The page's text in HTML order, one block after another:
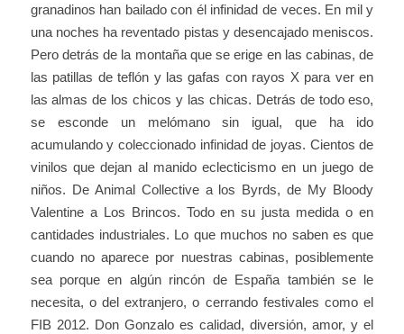
granadinos han bailado con él infinidad de veces. En mil y
una noches ha reventado pistas y desencajado meniscos.
Pero detrás de la montaña que se erige en las cabinas, de
las patillas de teflón y las gafas con rayos X para ver en
las almas de los chicos y las chicas. Detrás de todo eso,
se esconde un melómano sin igual, que ha ido
acumulando y coleccionado infinidad de joyas. Cientos de
vinilos que dejan al manido eclecticismo en un juego de
niños. De Animal Collective a los Byrds, de My Bloody
Valentine a Los Brincos. Todo en su justa medida o en
cantidades industriales. Lo que muchos no saben es que
cuando no aparece por nuestras cabinas, posiblemente
sea porque en algún rincón de España también se le
necesita, o del extranjero, o cerrando festivales como el
FIB 2012. Don Gonzalo es calidad, diversión, amor, y el